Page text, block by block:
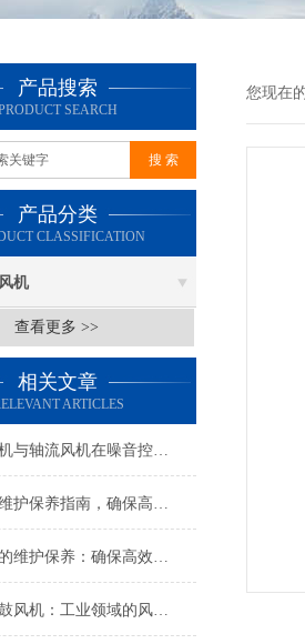
产品搜索
SEARCH
产品分类
CLASSIFICATION
机
查看更多 >>
相关文章
ARTICLES
插入式风机与轴流风机在噪音控制上有何差异？
环保风机维护保养指南，确保高效稳定运行
环保风机的维护保养：确保高效运行的关键
引风机与鼓风机：工业领域的风动双子星
您现在